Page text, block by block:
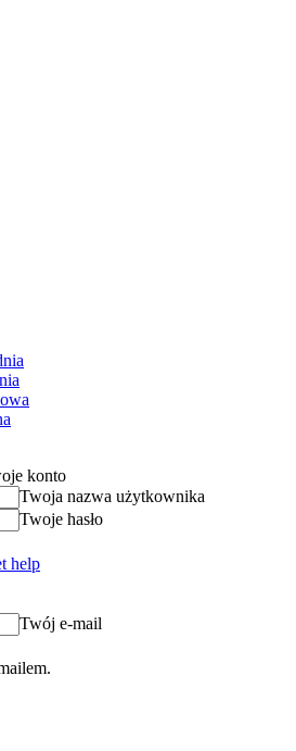
konto
Twoja nazwa użytkownika
Twoje hasło
help
Twój e-mail